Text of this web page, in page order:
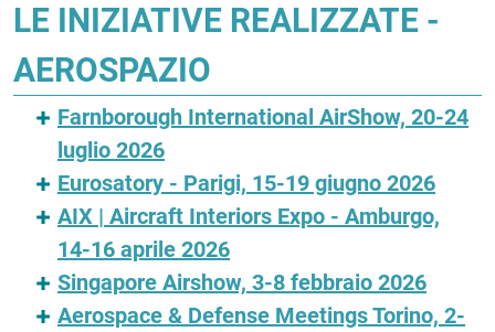
LE INIZIATIVE REALIZZATE -
AEROSPAZIO
Farnborough International AirShow, 20-24
luglio 2026
Eurosatory - Parigi, 15-19 giugno 2026
AIX | Aircraft Interiors Expo - Amburgo,
14-16 aprile 2026
Singapore Airshow, 3-8 febbraio 2026
Aerospace & Defense Meetings Torino, 2-